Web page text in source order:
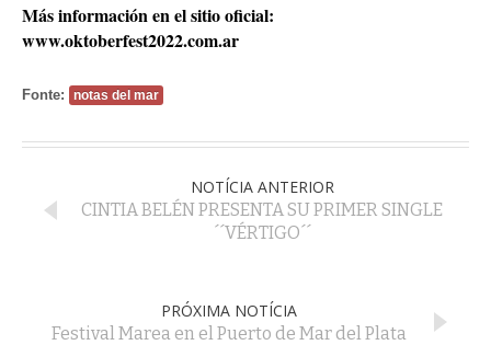
Más información en el sitio oficial:
www.oktoberfest2022.com.ar
Fonte: notas del mar
NOTÍCIA ANTERIOR
CINTIA BELÉN PRESENTA SU PRIMER SINGLE
´´VÉRTIGO´´
PRÓXIMA NOTÍCIA
Festival Marea en el Puerto de Mar del Plata